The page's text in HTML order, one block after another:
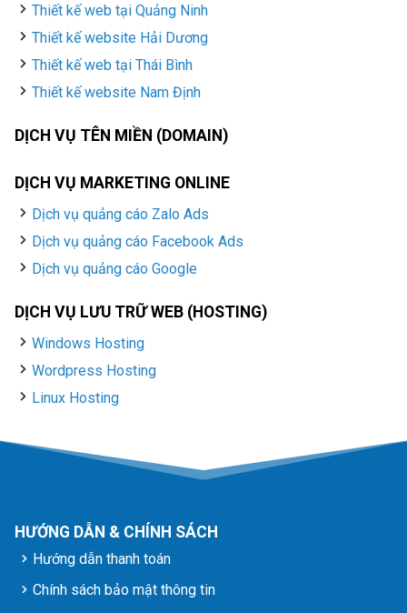
Thiết kế web tại Quảng Ninh
Thiết kế website Hải Dương
Thiết kế web tại Thái Bình
Thiết kế website Nam Định
DỊCH VỤ TÊN MIỀN (DOMAIN)
DỊCH VỤ MARKETING ONLINE
Dịch vụ quảng cáo Zalo Ads
Dịch vụ quảng cáo Facebook Ads
Dịch vụ quảng cáo Google
DỊCH VỤ LƯU TRỮ WEB (HOSTING)
Windows Hosting
Wordpress Hosting
Linux Hosting
HƯỚNG DẪN & CHÍNH SÁCH
Hướng dẫn thanh toán
Chính sách bảo mật thông tin